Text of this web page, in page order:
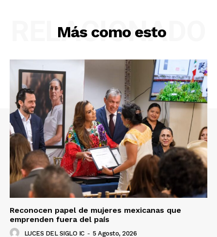
Más como esto
RELACIONADO
Reconocen papel de mujeres mexicanas que
emprenden fuera del país
LUCES DEL SIGLO IC - 5 Agosto, 2026